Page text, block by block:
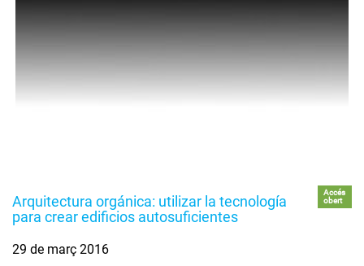
Arquitectura orgánica: utilizar la tecnología
para crear edificios autosuficientes
Accés
obert
29 de març 2016